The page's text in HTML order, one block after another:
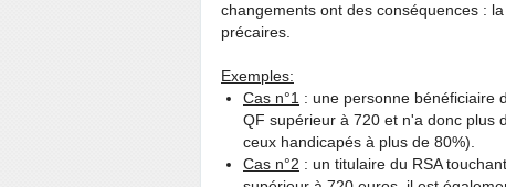
changements ont des conséquences :
précaires.
Exemples:
Cas n°1 : une personne bénéficiaire
QF supérieur à 720 et n'a donc plus
ceux handicapés à plus de 80%).
Cas n°2 : un titulaire du RSA